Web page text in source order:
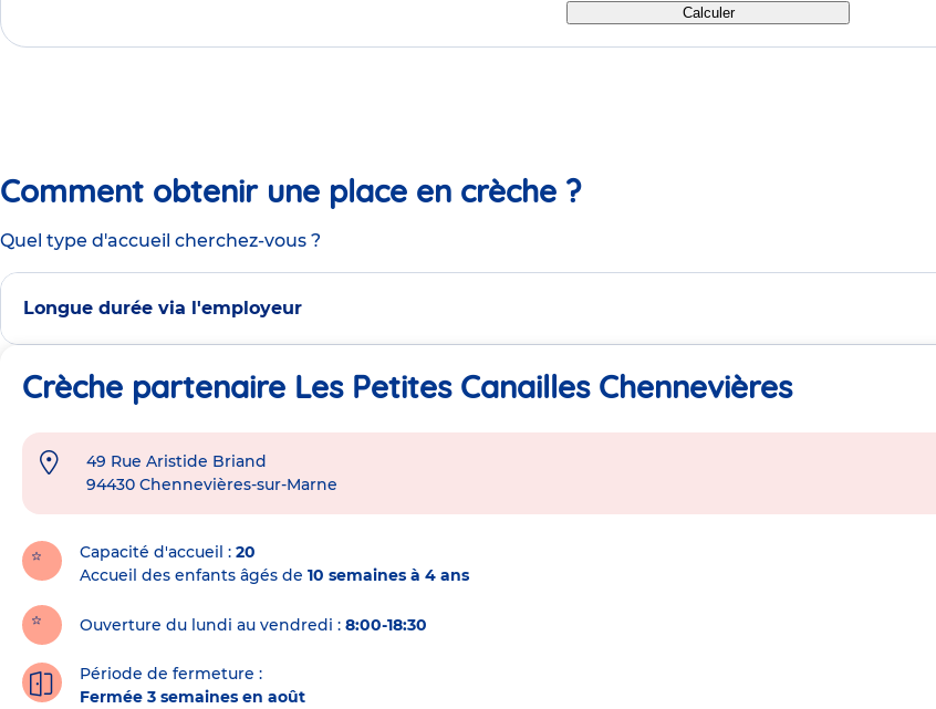
Calculer
Comment obtenir une place en crèche ?
Quel type d'accueil cherchez-vous ?
Longue durée via l'employeur
Crèche partenaire Les Petites Canailles Chennevières
Adresse
crèche
49 Rue Aristide Briand
94430 Chennevières-sur-Marne
Capacité d'accueil
20
Accueil des enfants âgés de 10 semaines à 4 ans
Ouverture du lundi au vendredi : 8:00-18:30
Période de fermeture :
Fermée 3 semaines en août